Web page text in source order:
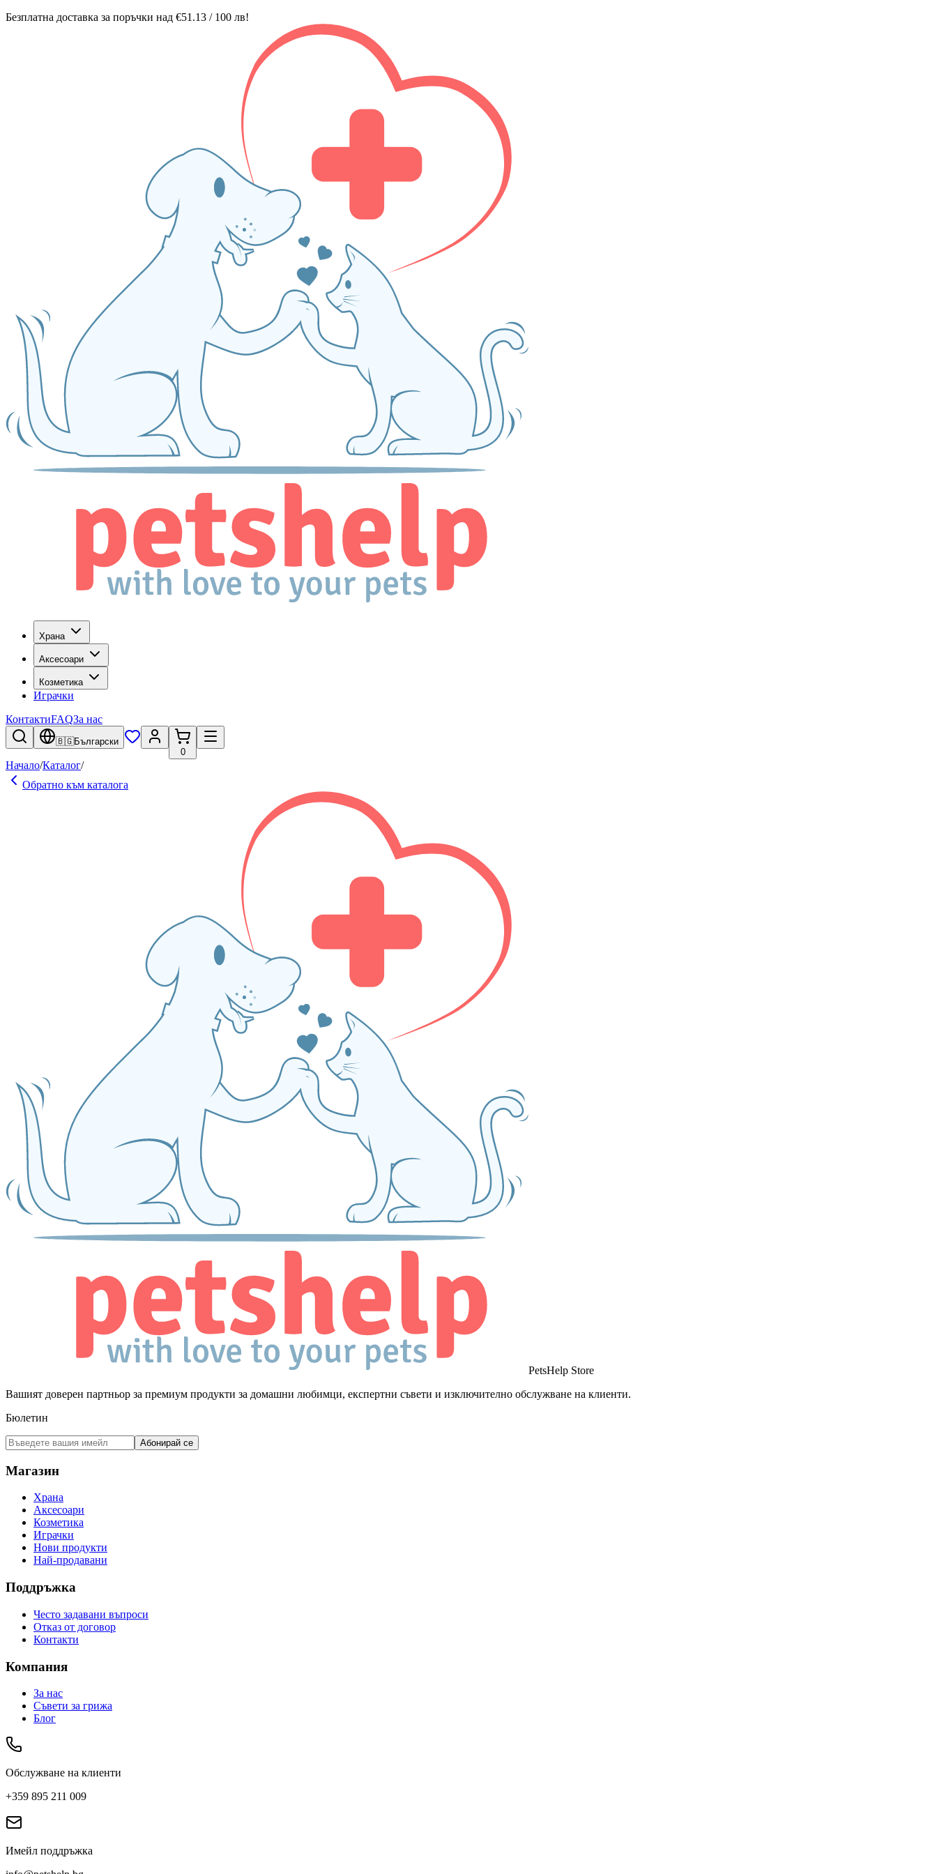
Безплатна доставка за поръчки над €51.13 / 100 лв!
Храна
Аксесоари
Козметика
Играчки
КонтактиFAQЗа нас
🇧🇬Български
0
Начало/Каталог/
Обратно към каталога
PetsHelp Store
Вашият доверен партньор за премиум продукти за домашни любимци, експертни съвети и изключително обслужване на клиенти.
Бюлетин
Абонирай се
Магазин
Храна
Аксесоари
Козметика
Играчки
Нови продукти
Най-продавани
Поддръжка
Често задавани въпроси
Отказ от договор
Контакти
Компания
За нас
Съвети за грижа
Блог
Обслужване на клиенти
+359 895 211 009
Имейл поддръжка